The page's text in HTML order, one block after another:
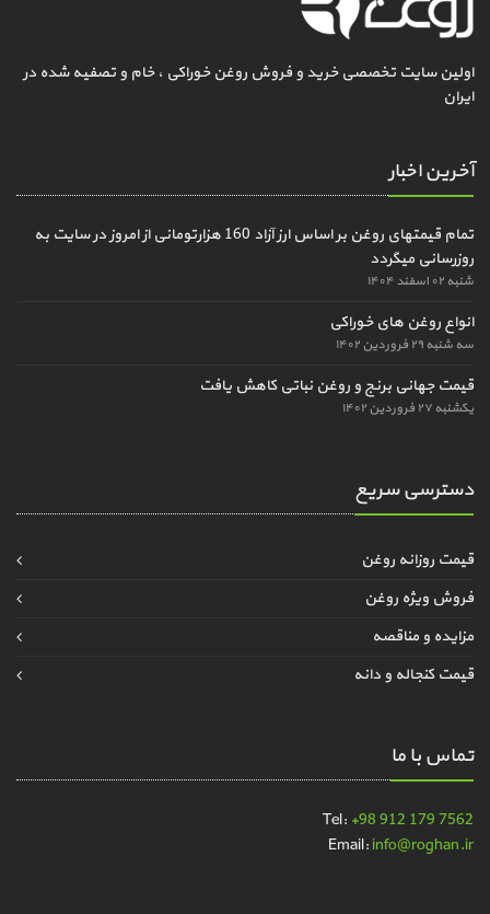
اولین سایت تخصصی خرید و فروش روغن خوراکی ، خام و تصفیه شده در
ایران
آخرین اخبار
تمام قیمتهای روغن بر اساس ارز آزاد 160 هزارتومانی از امروز در سایت به
روزرسانی میگردد
شنبه ۰۲ اسفند ۱۴۰۴
انواع روغن های خوراکی
سه شنبه ۲۹ فروردین ۱۴۰۲
قیمت جهانی برنج و روغن نباتی کاهش یافت
یکشنبه ۲۷ فروردین ۱۴۰۲
دسترسی سریع
قیمت روزانه روغن
فروش ویژه روغن
مزایده و مناقصه
قیمت کنجاله و دانه
تماس با ما
Tel: +98 912 179 7562
Email:info@roghan.ir